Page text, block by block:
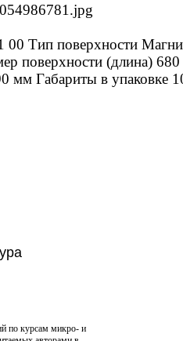
00 Тип поверхности
поверхности (длина)
мм Габариты в упаковке
по курсам микро- и